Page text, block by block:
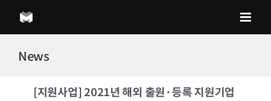
content
News
[지원사업] 2021년 해외 출원·등록 지원기업